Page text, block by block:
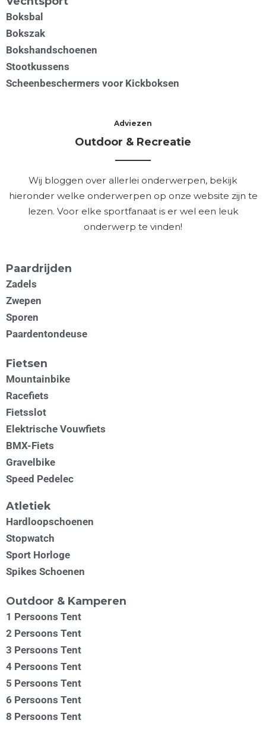
Boksbal
Bokszak
Bokshandschoenen
Stootkussens
Scheenbeschermers voor Kickboksen
Adviezen
Outdoor & Recreatie
Wij bloggen over allerlei onderwerpen, bekijk
hieronder welke onderwerpen op onze website zijn te
lezen. Voor elke sportfanaat is er wel een leuk
onderwerp te vinden!
Paardrijden
Zadels
Zwepen
Sporen
Paardentondeuse
Fietsen
Mountainbike
Racefiets
Fietsslot
Elektrische Vouwfiets
BMX-Fiets
Gravelbike
Speed Pedelec
Atletiek
Hardloopschoenen
Stopwatch
Sport Horloge
Spikes Schoenen
Outdoor & Kamperen
1 Persoons Tent
2 Persoons Tent
3 Persoons Tent
4 Persoons Tent
5 Persoons Tent
6 Persoons Tent
8 Persoons Tent